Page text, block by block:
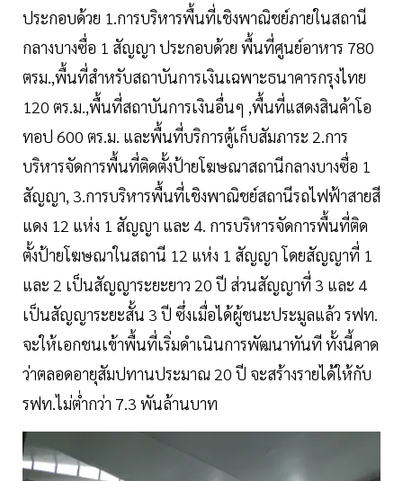
ประกอบด้วย 1.การบริหารพื้นที่เชิงพาณิชย์ภายในสถานี
กลางบางซื่อ 1 สัญญา ประกอบด้วย พื้นที่ศูนย์อาหาร 780
ตรม.,พื้นที่สำหรับสถาบันการเงินเฉพาะธนาคารกรุงไทย
120 ตร.ม.,พื้นที่สถาบันการเงินอื่นๆ ,พื้นที่แสดงสินค้าโอ
ทอป 600 ตร.ม. และพื้นที่บริการตู้เก็บสัมภาระ 2.การ
บริหารจัดการพื้นที่ติดตั้งป้ายโฆษณาสถานีกลางบางซื่อ 1
สัญญา, 3.การบริหารพื้นที่เชิงพาณิชย์สถานีรถไฟฟ้าสายสี
แดง 12 แห่ง 1 สัญญา และ 4. การบริหารจัดการพื้นที่ติด
ตั้งป้ายโฆษณาในสถานี 12 แห่ง 1 สัญญา โดยสัญญาที่ 1
และ 2 เป็นสัญญาระยะยาว 20 ปี ส่วนสัญญาที่ 3 และ 4
เป็นสัญญาระยะสั้น 3 ปี ซึ่งเมื่อได้ผู้ชนะประมูลแล้ว รฟท.
จะให้เอกชนเข้าพื้นที่เริ่มดำเนินการพัฒนาทันที ทั้งนี้คาด
ว่าตลอดอายุสัมปทานประมาณ 20 ปี จะสร้างรายได้ให้กับ
รฟท.ไม่ต่ำกว่า 7.3 พันล้านบาท